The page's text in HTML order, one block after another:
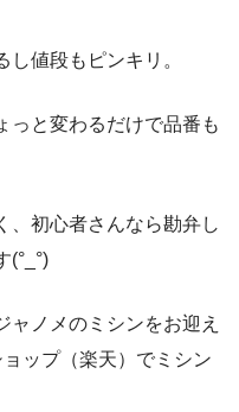
値段もピンキリ。
っと変わるだけで品番も
、初心者さんなら勘弁し
(°_°)
ャノメのミシンをお迎え
ップ（楽天）でミシン